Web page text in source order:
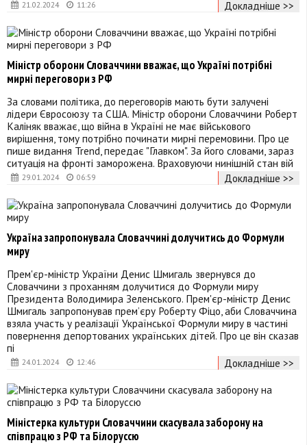
21.02.2024 11:26 Докладніше >>
29.01.2024 06:59
Міністр оборони Словаччини вважає, що Україні потрібні
мирні переговори з РФ
За словами політика, до переговорів мають бути залучені
лідери Євросоюзу та США. Міністр оборони Словаччини Роберт
Каліняк вважає, що війна в Україні не має військового
вирішення, тому потрібно починати мирні перемовини. Про це
пише видання Trend, передає "Главком". За його словами, зараз
ситуація на фронті заморожена. Враховуючи нинішній стан вій
Докладніше >>
24.01.2024 12:46
Україна запропонувала Словаччині долучитись до Формули
миру
Прем'єр-міністр України Денис Шмигаль звернувся до
Словаччини з проханням долучитися до Формули миру
Президента Володимира Зеленського. Прем'єр-міністр Денис
Шмигаль запропонував прем’єру Роберту Фіцо, аби Словаччина
взяла участь у реалізації Української Формули миру в частині
повернення депортованих українських дітей. Про це він сказав
пі
Докладніше >>
Міністерка культури Словаччини скасувала заборону на
співпрацю з РФ та Білоруссю